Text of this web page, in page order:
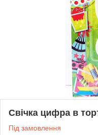
Свічка цифра в
Під замовлення